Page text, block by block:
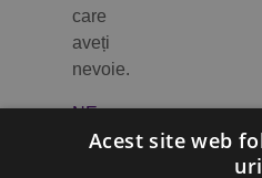
care
aveți
nevoie.
NE
GĂSIȚI
Acest site web
uri